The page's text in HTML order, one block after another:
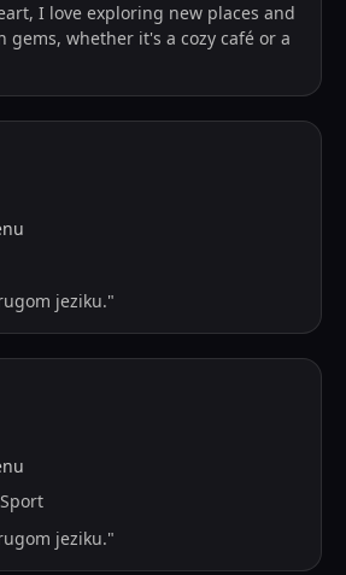
I love exploring new places and
gems, whether it's a cozy café or a
jeziku."
jeziku."